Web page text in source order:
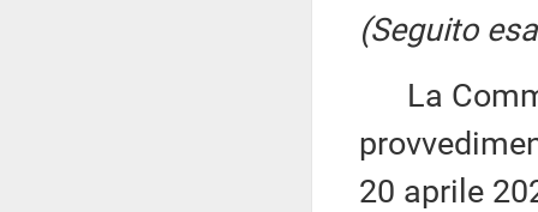
(Seguito
La
20 aprile